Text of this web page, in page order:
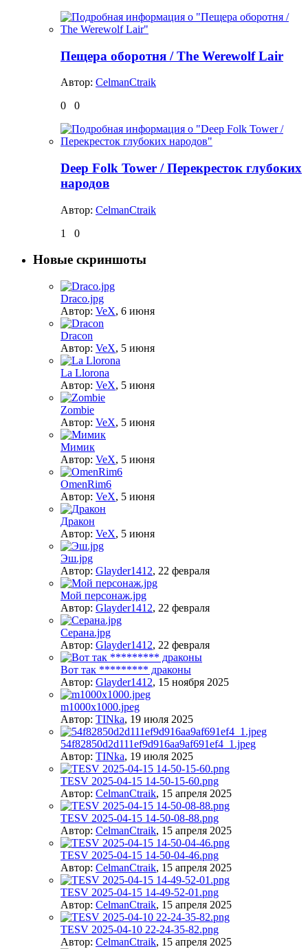
Пещера оборотня / The Werewolf Lair
Автор: CelmanCtraik
0
0
Deep Folk Tower / Перекресток глубоких
народов
Автор: CelmanCtraik
1
0
Новые скриншоты
Draco.jpg
Автор: VeX, 6 июня
Dracon
Автор: VeX, 5 июня
La Llorona
Автор: VeX, 5 июня
Zombie
Автор: VeX, 5 июня
Мимик
Автор: VeX, 5 июня
OmenRim6
Автор: VeX, 5 июня
Дракон
Автор: VeX, 5 июня
Эш.jpg
Автор: Glayder1412, 22 февраля
Мой персонаж.jpg
Автор: Glayder1412, 22 февраля
Серана.jpg
Автор: Glayder1412, 22 февраля
Вот так ********* драконы
Автор: Glayder1412, 15 ноября 2025
m1000x1000.jpeg
Автор: TINka, 19 июля 2025
54f82850d2d111ef9d916aa9af691ef4_1.jpeg
Автор: TINka, 19 июля 2025
TESV 2025-04-15 14-50-15-60.png
Автор: CelmanCtraik, 15 апреля 2025
TESV 2025-04-15 14-50-08-88.png
Автор: CelmanCtraik, 15 апреля 2025
TESV 2025-04-15 14-50-04-46.png
Автор: CelmanCtraik, 15 апреля 2025
TESV 2025-04-15 14-49-52-01.png
Автор: CelmanCtraik, 15 апреля 2025
TESV 2025-04-10 22-24-35-82.png
Автор: CelmanCtraik, 15 апреля 2025